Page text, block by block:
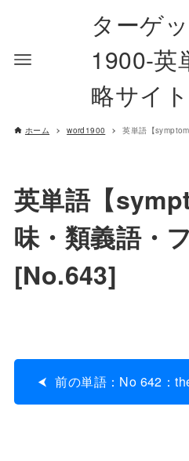
ターゲ
1900-英
略サイト
ホーム word1900 英単語【
英単語【
味・類義語・
[No.643]
前の単語：No 642：